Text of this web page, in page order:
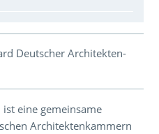
Deutscher Architekten-
ist eine gemeinsame
Architektenkammern